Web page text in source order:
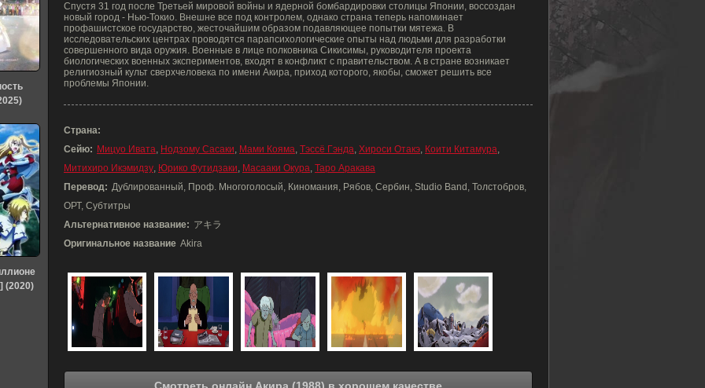
Спустя 31 год после Третьей мировой войны и ядерной бомбардировки столицы Японии, воссоздан
новый город - Нью-Токио. Внешне все под контролем, однако страна теперь напоминает
профашистское государство, жесточайшим образом подавляющее попытки мятежа. В
исследовательских центрах проводятся парапсихологические опыты над людьми для разработки
совершенного вида оружия. Военные в лице полковника Сикисимы, руководителя проекта
биологических военных экспериментов, входят в конфликт с правительством. А в стране возникает
религиозный культ сверхчеловека по имени Акира, приход которого, якобы, сможет решить все
проблемы Японии.
Страна:
Сейю: Мицуо Ивата, Нодзому Сасаки, Мами Кояма, Тэссё Гэнда, Хироси Отакэ, Коити Китамура,
Митихиро Икэмидзу, Юрико Футидзаки, Масааки Окура, Таро Аракава
Перевод: Дублированный, Проф. Многоголосый, Киномания, Рябов, Сербин, Studio Band, Толстобров,
ОРТ, Субтитры
Альтернативное название: アキラ
Оригинальное название Akira
(2020)